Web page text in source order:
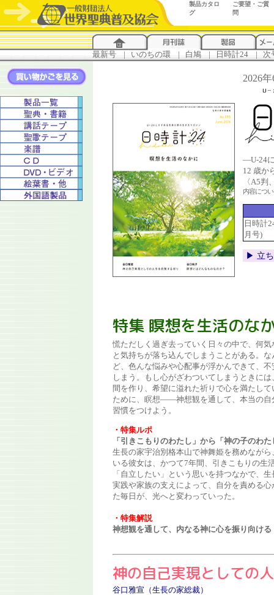
製品カタロ
グ
ご要望・ご質
問
最新号 | いのちの環 | 白鳩 | 日時計24 | 次
2026
―U-24
12 歳か
〈A5
内容につ
日時計
月号)
▶︎ 立ち
特集 瞑想を生活のな
慌ただしく過ぎ去っていく日々の中で、何
と気持ちが落ち込んでしまうことがある。
ど、色んな悩みや心配事が浮かんできて、
しまう。もし心がざわついてしまうときに
間を作り、希望に溢れた祈りで心を満たし
ために、瞑想――神想観を通して、本当の自
習慣をつけよう。
・特集ルポ
「引きこもりのわたし」から「神の子のわた
生長の家宇治別格本山で神舞姫を務めなが
いる彼女は、かつて7年間、引きこもりの生
「自立したい」という思いを持つなかで、
実践や家族の支えによって、自分を責める
た毎日が、光へと変わっていった。
・特集解説
神想観を通して、内なる神に心を振り向ける
神の自己実現としての
谷口雅宣（生長の家総裁）